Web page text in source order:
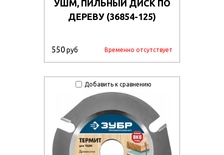
УШМ, ПИЛЬНЫЙ ДИСК ПО
ДЕРЕВУ (36854-125)
550руб Временно отсутствует
Добавить к сравнению